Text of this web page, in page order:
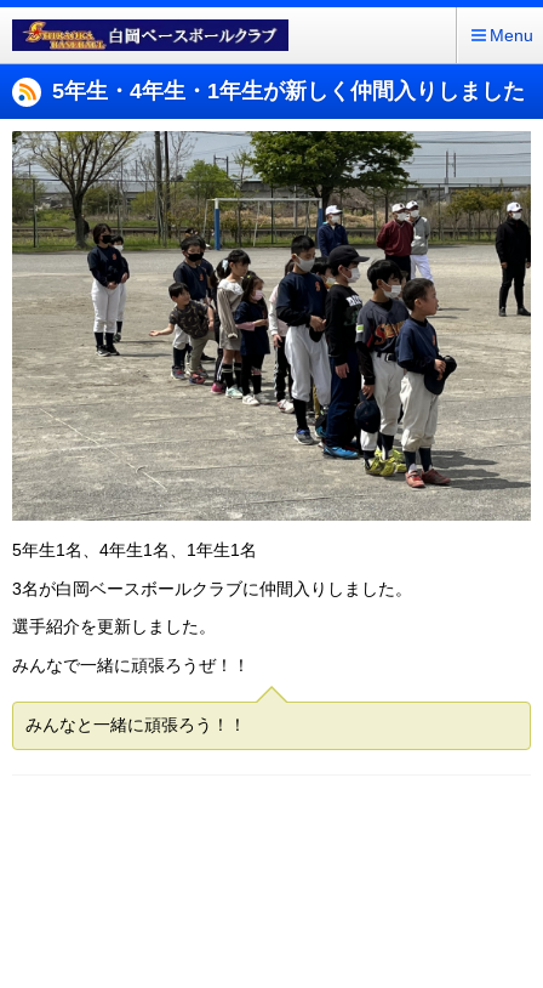
Menu
5年生・4年生・1年生が新しく仲間入りしました
5年生1名、4年生1名、1年生1名
3名が白岡ベースボールクラブに仲間入りしました。
選手紹介を更新しました。
みんなで一緒に頑張ろうぜ！！
みんなと一緒に頑張ろう！！